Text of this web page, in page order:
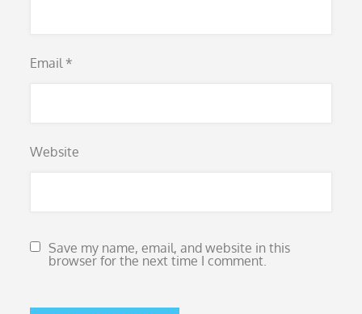
Email *
Website
Save my name, email, and website in this
browser for the next time I comment.